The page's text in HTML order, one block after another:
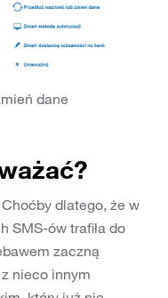
dane
Choćby dlatego, że w
SMS-ów trafiła do
zaczną
nieco innym